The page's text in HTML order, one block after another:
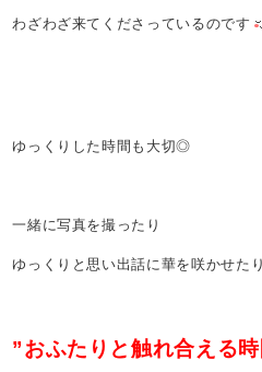
わざわざ来てくださっているのです
ゆっくりした時間も大切◎
一緒に写真を撮ったり
ゆっくりと思い出話に華を咲かせたり
”おふたりと触れ合える